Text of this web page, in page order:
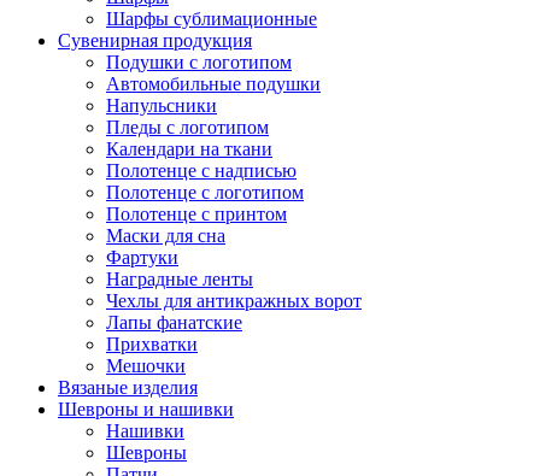
Шарфы сублимационные
Сувенирная продукция
Подушки с логотипом
Автомобильные подушки
Напульсники
Пледы с логотипом
Календари на ткани
Полотенце с надписью
Полотенце с логотипом
Полотенце с принтом
Маски для сна
Фартуки
Наградные ленты
Чехлы для антикражных ворот
Лапы фанатские
Прихватки
Мешочки
Вязаные изделия
Шевроны и нашивки
Нашивки
Шевроны